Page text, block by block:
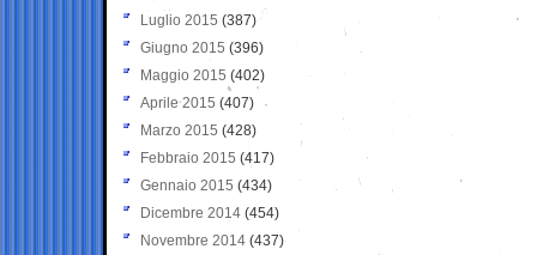
Luglio 2015 (387)
Giugno 2015 (396)
Maggio 2015 (402)
Aprile 2015 (407)
Marzo 2015 (428)
Febbraio 2015 (417)
Gennaio 2015 (434)
Dicembre 2014 (454)
Novembre 2014 (437)